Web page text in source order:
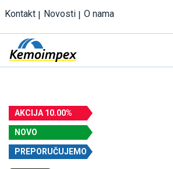
Kontakt Novosti O nama
AKCIJA 10.00%
NOVO
PREPORUČUJEMO